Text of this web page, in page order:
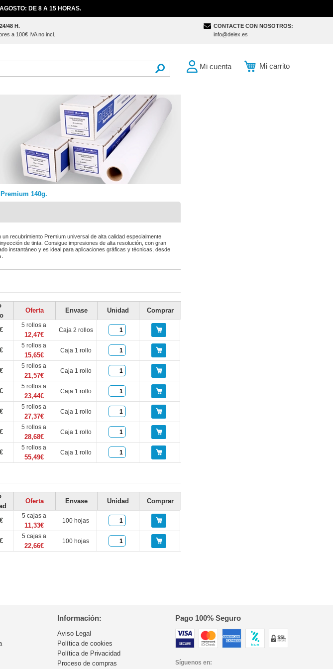
DE 8 A 15 HORAS.
48 H.
a 100€ IVA no incl.
CONTACTE CON NOSOTROS:
info@delex.es
Mi carrito
Mi cuenta
140g.
un recubrimiento Premium universal de alta calidad especialmente
de tinta. Consigue impresiones de alta resolución, con gran
instantáneo y es ideal para aplicaciones gráficas y técnicas, desde
Oferta Envase Unidad Comprar
5 rollos a
12,47€
Caja 2 rollos
5 rollos a
15,65€
Caja 1 rollo
5 rollos a
21,57€
Caja 1 rollo
5 rollos a
23,44€
Caja 1 rollo
5 rollos a
27,37€
Caja 1 rollo
5 rollos a
28,68€
Caja 1 rollo
5 rollos a
55,49€
Caja 1 rollo
Oferta Envase Unidad Comprar
5 cajas a
11,33€
100 hojas
5 cajas a
22,66€
100 hojas
Información:
Aviso Legal
Política de cookies
Política de Privacidad
Proceso de compras
Pago 100% Seguro
Síguenos en: